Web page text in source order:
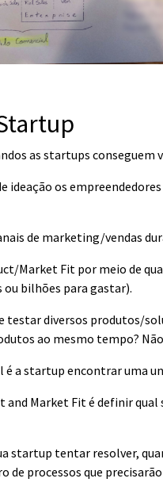
as startups
ideação os
de marketing/vendas
Market Fit por meio de
bilhões para gastar).
testar diversos produtos/
ao mesmo tempo?
é a startup encontrar uma
and Market Fit é definir
startup tentar resolver,
de processos que